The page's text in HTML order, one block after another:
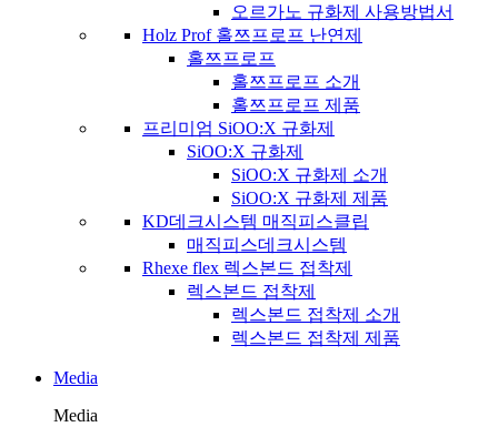
오르가노 규화제 사용방법서
Holz Prof 홀쯔프로프 난연제
홀쯔프로프
홀쯔프로프 소개
홀쯔프로프 제품
프리미엄 SiOO:X 규화제
SiOO:X 규화제
SiOO:X 규화제 소개
SiOO:X 규화제 제품
KD데크시스템 매직피스클립
매직피스데크시스템
Rhexe flex 렉스본드 접착제
렉스본드 접착제
렉스본드 접착제 소개
렉스본드 접착제 제품
Media
Media